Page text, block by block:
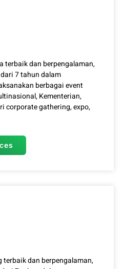
terbaik dan berpengalaman,
7 tahun dalam
berbagai event
Kementerian,
corporate gathering, expo,
terbaik dan berpengalaman,